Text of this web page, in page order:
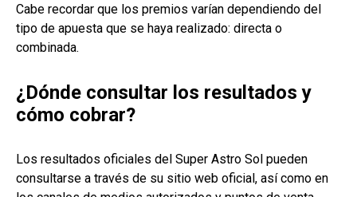
Cabe recordar que los premios varían dependiendo del
tipo de apuesta que se haya realizado: directa o
combinada.
¿Dónde consultar los resultados y
cómo cobrar?
Los resultados oficiales del Super Astro Sol pueden
consultarse a través de su sitio web oficial, así como en